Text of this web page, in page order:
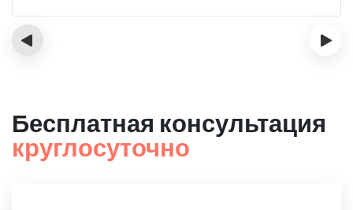
‹ ›
Бесплатная консультация
круглосуточно